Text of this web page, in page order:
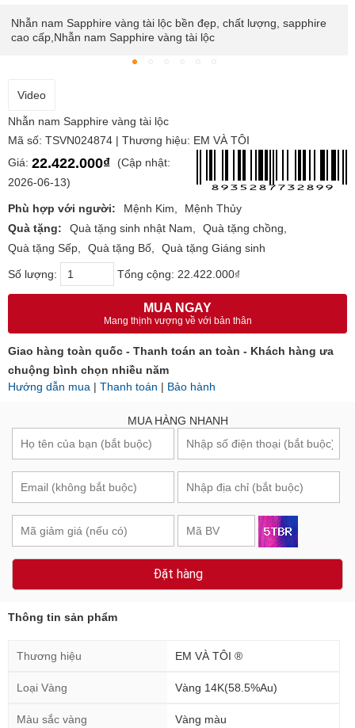
Được chế tác công nghệ đá cao cấp, từ vàng 14k và đá
Sapphire thiên nhiên,Nhẫn nam Sapphire vàng tài lộc
Video
Nhẫn nam Sapphire vàng tài lộc
Mã số: TSVN024874 | Thương hiệu: EM VÀ TÔI
Giá: 22.422.000₫
(Cập nhật:
2026-06-13)
Phù hợp với người: Mệnh Kim
Mệnh Thủy
Quà tặng:
Quà tặng sinh nhật Nam
Quà tặng chồng
Quà tặng Sếp
Quà tặng Bố Quà tặng Giáng sinh
Số lượng: Tổng cộng: 22.422.000₫
MUA NGAY
Mang thịnh vượng về với bản thân
Giao hàng toàn quốc - Thanh toán an toàn - Khách hàng ưa
chuộng bình chọn nhiều năm
Hướng dẫn mua | Thanh toán | Bảo hành
MUA HÀNG NHANH
Đặt hàng
Thông tin sản phẩm
Thương hiệu EM VÀ TÔI ®
Loại Vàng Vàng 14K(58.5%Au)
Màu sắc vàng Vàng màu